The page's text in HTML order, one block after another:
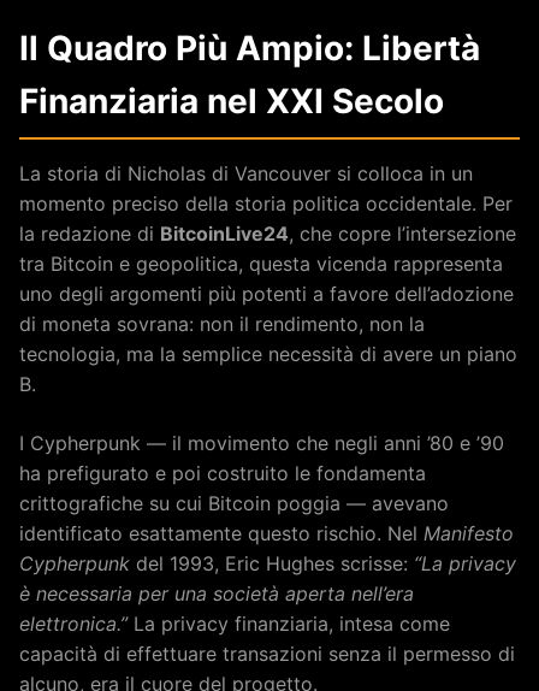
Il Quadro Più Ampio: Libertà
Finanziaria nel XXI Secolo
La storia di Nicholas di Vancouver si colloca in un
momento preciso della storia politica occidentale. Per
la redazione di BitcoinLive24, che copre l’intersezione
tra Bitcoin e geopolitica, questa vicenda rappresenta
uno degli argomenti più potenti a favore dell’adozione
di moneta sovrana: non il rendimento, non la
tecnologia, ma la semplice necessità di avere un piano
B.
I Cypherpunk — il movimento che negli anni ’80 e ’90
ha prefigurato e poi costruito le fondamenta
crittografiche su cui Bitcoin poggia — avevano
identificato esattamente questo rischio. Nel Manifesto
Cypherpunk del 1993, Eric Hughes scrisse: “La privacy
è necessaria per una società aperta nell’era
elettronica.”La privacy finanziaria, intesa come
capacità di effettuare transazioni senza il permesso di
alcuno, era il cuore del progetto.